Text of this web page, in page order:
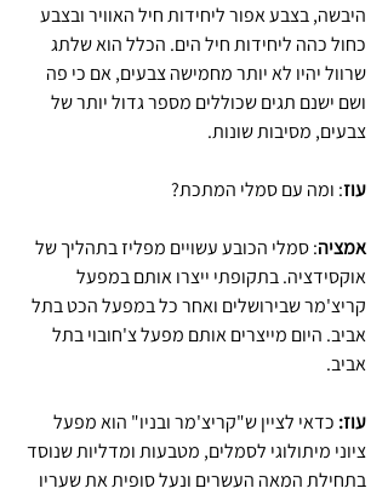
היבשה, בצבע אפור ליחידות חיל האוויר ובצבע
כחול כהה ליחידות חיל הים. הכלל הוא שלתג
שרוול יהיו לא יותר מחמישה צבעים, אם כי פה
ושם ישנם תגים שכוללים מספר גדול יותר של
צבעים, מסיבות שונות.
עוז: ומה עם סמלי המתכת?
אמציה: סמלי הכובע עשויים מפליז בתהליך של
אוקסידציה. בתקופתי ייצרו אותם במפעל
קריצ'מר שבירושלים ואחר כל במפעל הכט בתל
אביב. היום מייצרים אותם מפעל צ'חובוי בתל
אביב.
עוז: כדאי לציין ש"קריצ'מר ובניו" הוא מפעל
ציוני מיתולוגי לסמלים, מטבעות ומדליות שנוסד
בתחילת המאה העשרים ונעל סופית את שעריו